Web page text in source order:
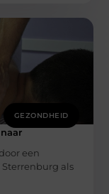
GEZONDHEID
een
als